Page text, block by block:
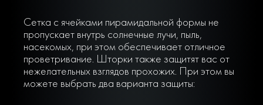
Сетка с ячейками пирамидальной формы не
пропускает внутрь солнечные лучи, пыль,
насекомых, при этом обеспечивает отличное
проветривание. Шторки также защитят вас от
нежелательных взглядов прохожих. При этом вы
можете выбрать два варианта защиты: